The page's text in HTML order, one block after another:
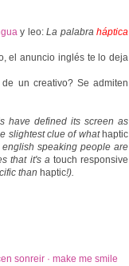
y leo:La palabraháptica
el anuncio inglés te lo deja
un creativo? Se admiten
have defined its screen as
slightest clue of whathaptic
speaking people are
that it's a touch responsive
than haptic!).
sonreir · make me smile